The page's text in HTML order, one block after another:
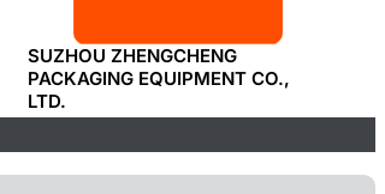
SUZHOU ZHENGCHENG
PACKAGING EQUIPMENT CO.,
LTD.